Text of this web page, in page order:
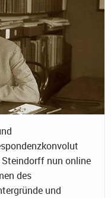
nun online
des
und